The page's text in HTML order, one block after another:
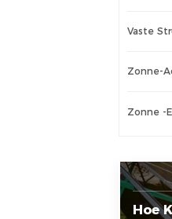
Vaste
Zonne-
Zonne -
Hoe